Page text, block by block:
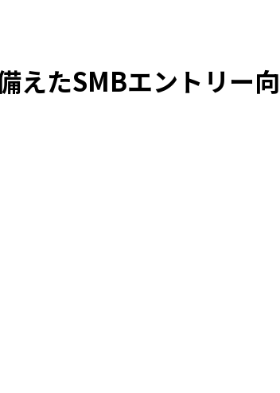
えたSMBエントリー